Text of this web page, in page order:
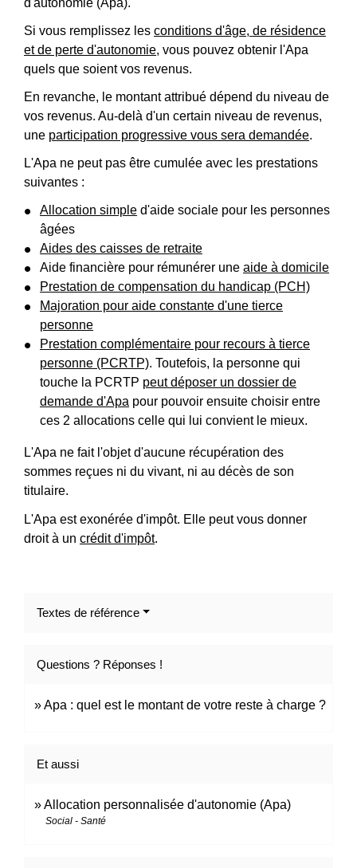
Si vous remplissez les conditions d'âge, de résidence
et de perte d'autonomie, vous pouvez obtenir l'Apa
quels que soient vos revenus.
En revanche, le montant attribué dépend du niveau de
vos revenus. Au-delà d'un certain niveau de revenus,
une participation progressive vous sera demandée.
L'Apa ne peut pas être cumulée avec les prestations
suivantes :
Allocation simple d'aide sociale pour les personnes
âgées
Aides des caisses de retraite
Aide financière pour rémunérer une aide à domicile
Prestation de compensation du handicap (PCH)
Majoration pour aide constante d'une tierce
personne
Prestation complémentaire pour recours à tierce
personne (PCRTP). Toutefois, la personne qui
touche la PCRTP peut déposer un dossier de
demande d'Apa pour pouvoir ensuite choisir entre
ces 2 allocations celle qui lui convient le mieux.
L'Apa ne fait l'objet d'aucune récupération des
sommes reçues ni du vivant, ni au décès de son
titulaire.
L'Apa est exonérée d'impôt. Elle peut vous donner
droit à un crédit d'impôt.
Textes de référence
Questions ? Réponses !
Apa : quel est le montant de votre reste à charge ?
Et aussi
Allocation personnalisée d'autonomie (Apa)
Social - Santé